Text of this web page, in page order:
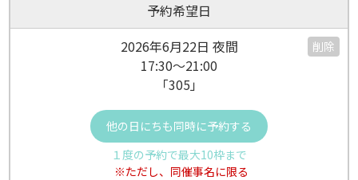
予約希望日
2026年6月22日 夜間
17:30～21:00
「305」
削除
他の日にちも同時に予約する
１度の予約で最大10枠まで
※ただし、同催事名に限る